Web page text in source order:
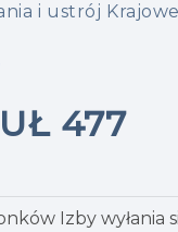
i ustrój
477
Izby wyłania